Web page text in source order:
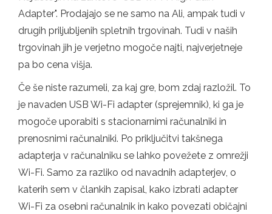
Adapter". Prodajajo se ne samo na Ali, ampak tudi v
drugih priljubljenih spletnih trgovinah. Tudi v naših
trgovinah jih je verjetno mogoče najti, najverjetneje
pa bo cena višja.
Če še niste razumeli, za kaj gre, bom zdaj razložil. To
je navaden USB Wi-Fi adapter (sprejemnik), ki ga je
mogoče uporabiti s stacionarnimi računalniki in
prenosnimi računalniki. Po priključitvi takšnega
adapterja v računalniku se lahko povežete z omrežji
Wi-Fi. Samo za razliko od navadnih adapterjev, o
katerih sem v člankih zapisal, kako izbrati adapter
Wi-Fi za osebni računalnik in kako povezati običajni